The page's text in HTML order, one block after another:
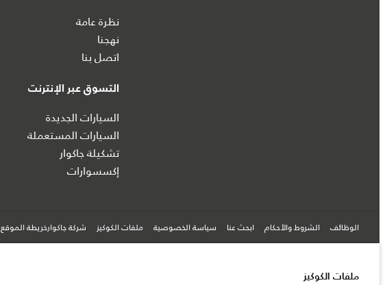
نظرة عامة
نهجنا
اتصل بنا
التسوق عبر الإنترنت
السيارات الجديدة
السيارات المستعملة
تشكيلة جاكوار
إكسسوارات
الوظائف الشروط والأحكام ابحث عنا سياسة الخصوصية ملفات الكوكيز شركة جاكوارخريطة الموقع
© جاكوار لاند روڨر المحدودة 2026
ملفات الكوكيز